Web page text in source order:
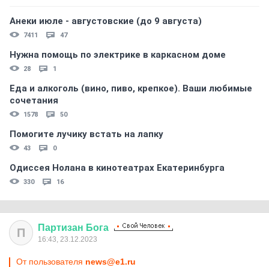
Анеки июле - августовские (до 9 августа)
7411 47
Нужна помощь по электрике в каркасном доме
28 1
Еда и алкоголь (вино, пиво, крепкое). Ваши любимые
сочетания
1578 50
Помогите лучику встать на лапку
43 0
Одиссея Нолана в кинотеатрах Екатеринбурга
330 16
П Партизан Бога
16:43, 23.12.2023
От пользователя news@e1.ru